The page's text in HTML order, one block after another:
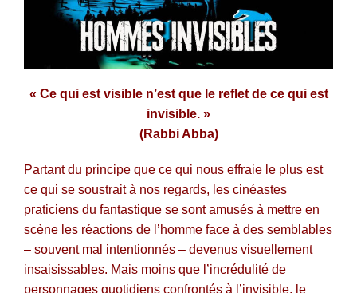
« Ce qui est visible n’est que le reflet de ce qui est
invisible. »
(Rabbi Abba)
Partant du principe que ce qui nous effraie le plus est
ce qui se soustrait à nos regards, les cinéastes
praticiens du fantastique se sont amusés à mettre en
scène les réactions de l’homme face à des semblables
– souvent mal intentionnés – devenus visuellement
insaisissables. Mais moins que l’incrédulité de
personnages quotidiens confrontés à l’invisible, le